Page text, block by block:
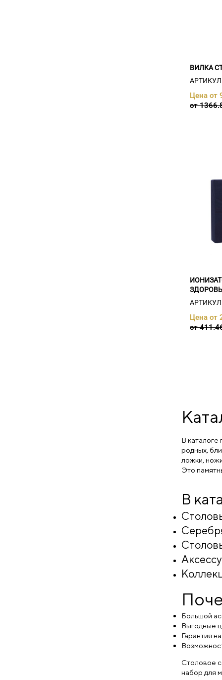
ВИЛКА
Цена от
от
Цена от
от
В каталоге
родных,
ложки,
Это
В
Большой
Выгодные
Гарантия
Столовое
набор для